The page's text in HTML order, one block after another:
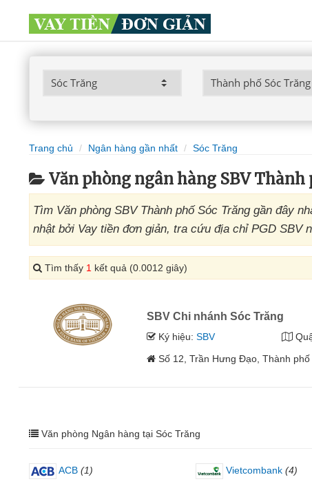
Trang chủ Ngân hàng gần nhất Sóc Trăng
Văn phòng ngân hàng SBV Thành
Tìm Văn phòng SBV Thành phố Sóc Trăng gần đây
nhật bởi Vay tiền đơn giản, tra cứu địa chỉ PGD SBV
Tìm thấy 1 kết quả (0.0012 giây)
SBV Chi nhánh Sóc Trăng
Ký hiệu:SBV
Số 12, Trần Hưng Đạo, Thành phố
Văn phòng Ngân hàng tại Sóc Trăng
ACB (1) Vietcombank (4)